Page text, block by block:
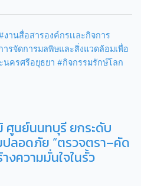
งานสื่อสารองค์กรเเละกิจการ
รจัดการมลพิษและสิ่งแวดล้อมเพื่อ
นครศรีอยุธยา #กิจกรรมรักษ์โลก
นย์นนทบุรี ยกระดับ
ลอดภัย “ตรวจตรา–คัด
งความมั่นใจในรั้ว